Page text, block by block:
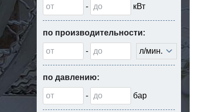
- кВт
по производительности:
- л/мин.
по давлению:
- бар